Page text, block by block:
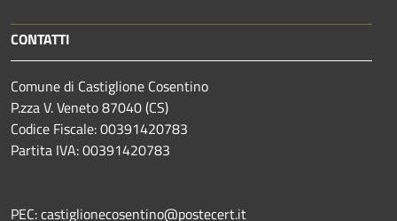
CONTATTI
Comune di Castiglione Cosentino
P.zza V. Veneto 87040 (CS)
Codice Fiscale: 00391420783
Partita IVA: 00391420783
PEC: castiglionecosentino@postecert.it